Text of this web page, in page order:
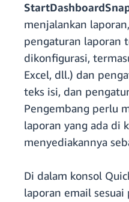
menjalankan
pengaturan laporan
dikonfigurasi,
Excel, dll.) dan
teks isi, dan
Pengembang perlu
laporan yang ada di
menyediakannya
Di dalam konsol
laporan email